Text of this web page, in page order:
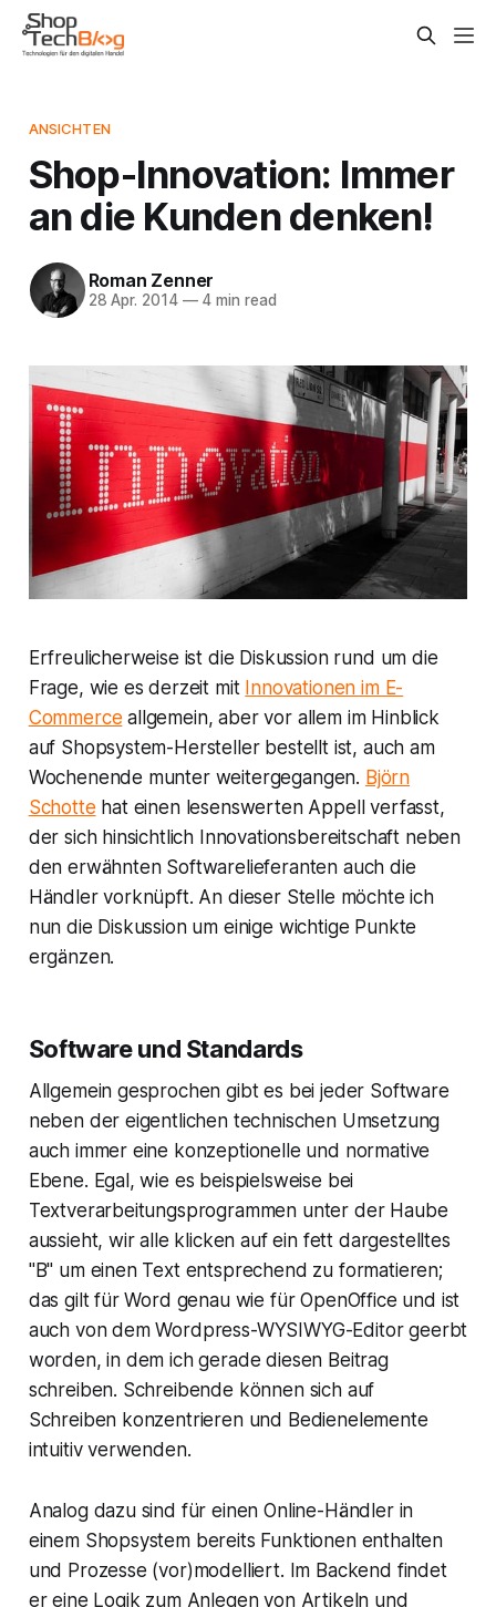
ANSICHTEN
Shop-Innovation: Immer
an die Kunden denken!
Roman Zenner
28 Apr. 2014 —4 min read
Erfreulicherweise ist die Diskussion rund um die
Frage, wie es derzeit mit Innovationen im E-
Commerce allgemein, aber vor allem im Hinblick
auf Shopsystem-Hersteller bestellt ist, auch am
Wochenende munter weitergegangen. Björn
Schotte hat einen lesenswerten Appell verfasst,
der sich hinsichtlich Innovationsbereitschaft neben
den erwähnten Softwarelieferanten auch die
Händler vorknüpft. An dieser Stelle möchte ich
nun die Diskussion um einige wichtige Punkte
ergänzen.
Software und Standards
Allgemein gesprochen gibt es bei jeder Software
neben der eigentlichen technischen Umsetzung
auch immer eine konzeptionelle und normative
Ebene. Egal, wie es beispielsweise bei
Textverarbeitungsprogrammen unter der Haube
aussieht, wir alle klicken auf ein fett dargestelltes
"B" um einen Text entsprechend zu formatieren;
das gilt für Word genau wie für OpenOffice und ist
auch von dem Wordpress-WYSIWYG-Editor geerbt
worden, in dem ich gerade diesen Beitrag
schreiben. Schreibende können sich auf
Schreiben konzentrieren und Bedienelemente
intuitiv verwenden.
Analog dazu sind für einen Online-Händler in
einem Shopsystem bereits Funktionen enthalten
und Prozesse (vor)modelliert. Im Backend findet
er eine Logik zum Anlegen von Artikeln und